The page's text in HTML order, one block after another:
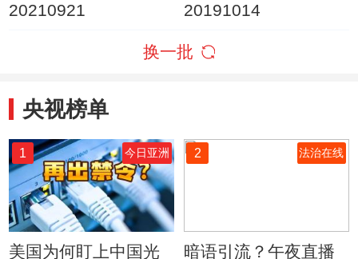
20210921
20191014
换一批
央视榜单
1 今日亚洲
美国为何盯上中国光
2 法治在线
暗语引流？午夜直播